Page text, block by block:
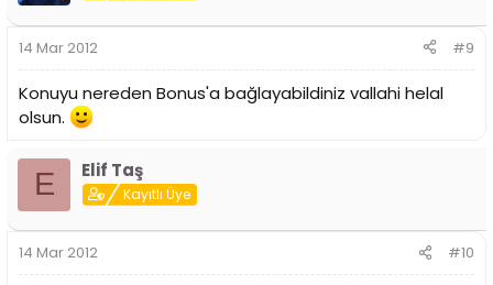
14 Mar 2012 #9
Konuyu nereden Bonus'a bağlayabildiniz vallahi helal
olsun.
E Elif Taş
Kayıtlı Üye
14 Mar 2012 #10